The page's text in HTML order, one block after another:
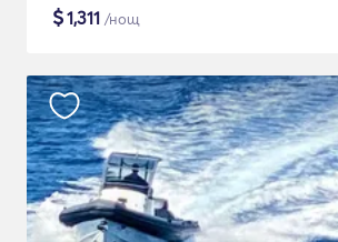
$1,311 /нощ